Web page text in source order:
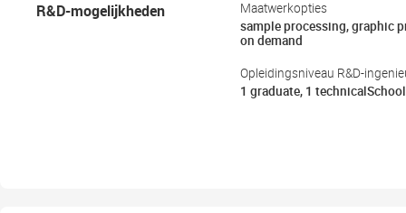
R&D-mogelijkheden
Maatwerkopties
sample processing, graphic
on demand
Opleidingsniveau R&D-
1 graduate, 1